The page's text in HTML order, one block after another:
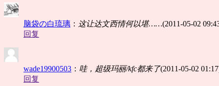
脑袋の白琉璃 ： 这让达文西情何以堪……(2011-05-02
回复
wade19900503 ： 哇，超级玛丽/kfc都来了(2011-05-02
回复